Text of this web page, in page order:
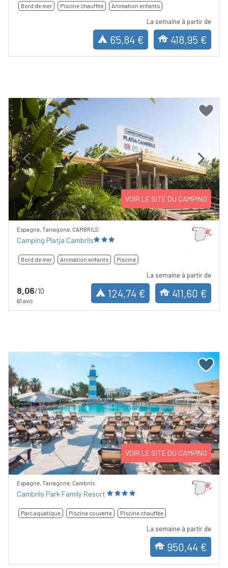
Bord de mer Piscine chauffée Animation enfants
La semaine à partir de
65,84 € 418,95 €
Previous Next
VOIR LE SITE DU CAMPING
Espagne, Tarragone, CAMBRILS
Camping Platja Cambrils
Bord de mer Animation enfants Piscine
8,06/10
61 avis
La semaine à partir de
124,74 € 411,60 €
Previous Next
VOIR LE SITE DU CAMPING
Espagne, Tarragone, Cambrils
Cambrils Park Family Resort
Parc aquatique Piscine couverte Piscine chauffée
La semaine à partir de
950,44 €